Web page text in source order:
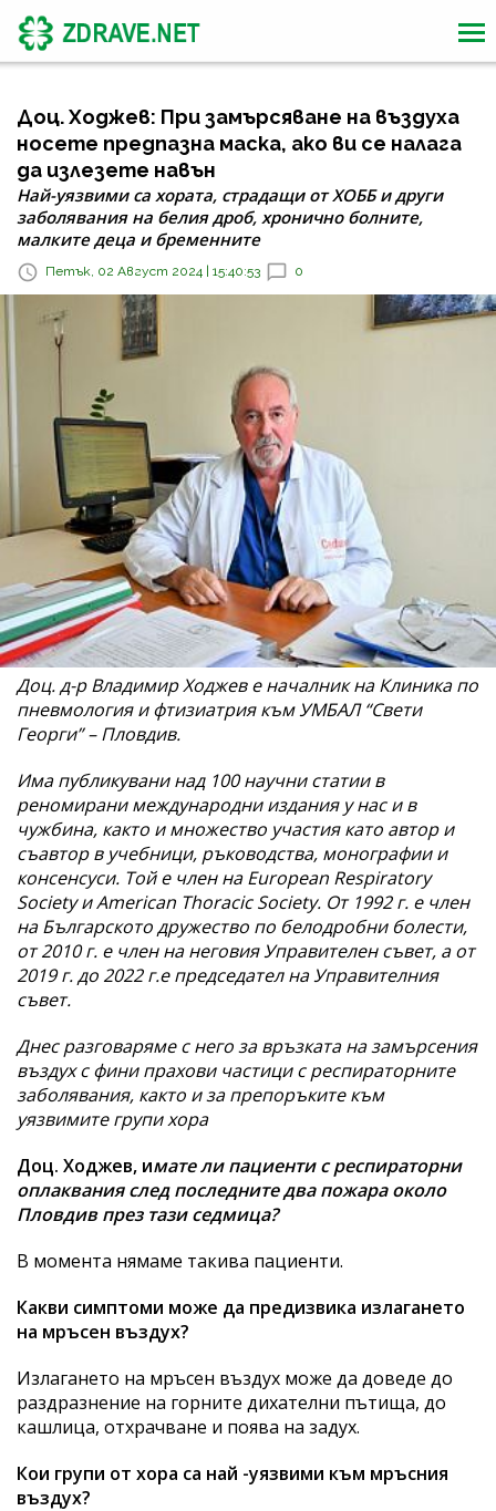
Доц. Ходжев: При замърсяване на въздуха
носете предпазна маска, ако ви се налага
да излезете навън
Най-уязвими са хората, страдащи от ХОББ и други
заболявания на белия дроб, хронично болните,
малките деца и бременните
Петък, 02 Август 2024 | 15:40:53 0
Доц. д-р Владимир Ходжев e началник на Клиника по
пневмология и фтизиатрия към УМБАЛ “Свети
Георги” – Пловдив.
Има публикувани над 100 научни статии в
реномирани международни издания у нас и в
чужбина, както и множество участия като автор и
съавтор в учебници, ръководства, монографии и
консенсуси. Той е член на Еuropean Respiratory
Society и American Thoracic Society. От 1992 г. е член
на Българското дружество по белодробни болести,
от 2010 г. е член на неговия Управителен съвет, а от
2019 г. до 2022 г.е председател на Управителния
съвет.
Днес разговаряме с него за връзката на замърсения
въздух с фини прахови частици с респираторните
заболявания, както и за препоръките към
уязвимите групи хора
Доц. Ходжев, имате ли пациенти с респираторни
оплаквания след последните два пожара около
Пловдив през тази седмица?
В момента нямаме такива пациенти.
Какви симптоми може да предизвика излагането
на мръсен въздух?
Излагането на мръсен въздух може да доведе до
раздразнение на горните дихателни пътища, до
кашлица, отхрачване и поява на задух.
Кои групи от хора са най -уязвими към мръсния
въздух?